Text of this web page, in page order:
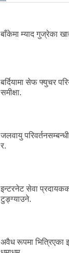
बाँकेमा म्याद गुज्रेका
बर्दियामा सेफ फ्युचर
समीक्षा.
जलवायु परिवर्तनसम्बन्धी
र.
इन्टरनेट सेवा
टुङ्ग्याउने.
अवैध रूपमा भित्रिएका